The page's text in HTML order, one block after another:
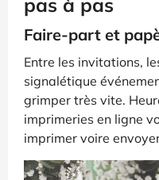
pas à pas
Faire-part et
Entre les invitations,
signalétique
grimper très vite.
imprimeries en ligne
imprimer voire